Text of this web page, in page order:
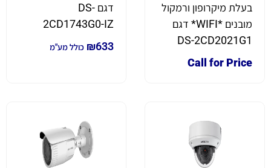
בעלת מיקרופון ורמקול
מובנים *WIFI* דגם
DS-2CD2021G1
Call for Price
דגם DS-
2CD1743G0-IZ
₪633 כולל מע"מ